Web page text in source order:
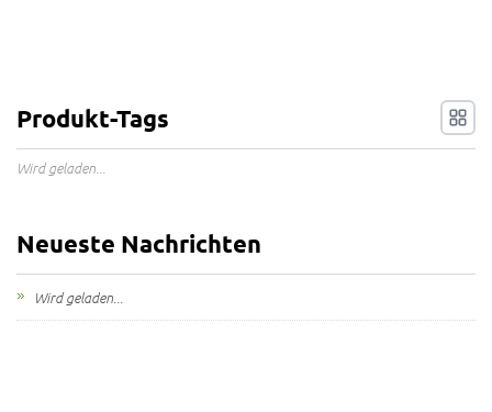
Produkt-Tags
Wird geladen...
Neueste Nachrichten
Wird geladen...